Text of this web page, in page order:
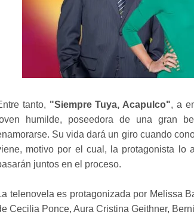
tanto, "Siempre Tuya, Acapulco", a
humilde, poseedora de una gran
Su vida dará un giro cuando
motivo por el cual, la protagonista lo
juntos en el proceso.
telenovela es protagonizada por Melissa
Cecilia Ponce, Aura Cristina Geithner,